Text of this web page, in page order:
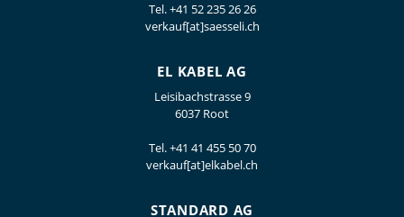
Tel.+41 52 235 26 26
verkauf[at]saesseli.ch
EL KABEL AG
Leisibachstrasse 9
6037 Root
Tel.+41 41 455 50 70
verkauf[at]elkabel.ch
STANDARD AG